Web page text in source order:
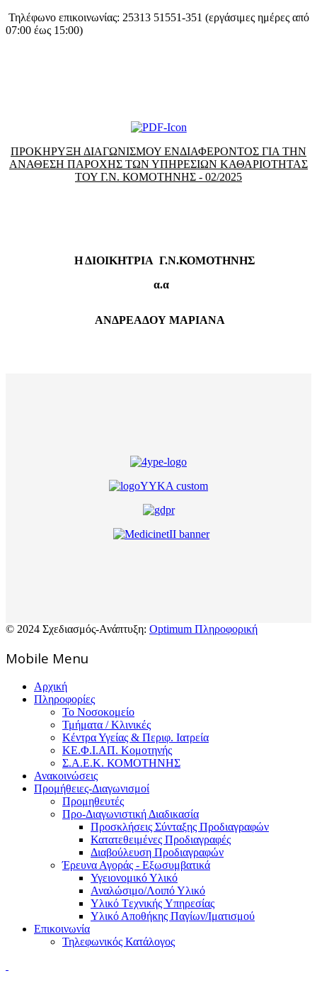
Τηλέφωνο επικοινωνίας: 25313 51551-351 (εργάσιμες ημέρες από
07:00 έως 15:00)
ΠΡΟΚΗΡΥΞΗ ΔΙΑΓΩΝΙΣΜΟΥ ΕΝΔΙΑΦΕΡΟΝΤΟΣ ΓΙΑ ΤΗΝ
ΑΝΑΘΕΣΗ ΠΑΡΟΧΗΣ ΤΩΝ ΥΠΗΡΕΣΙΩΝ ΚΑΘΑΡΙΟΤΗΤΑΣ
ΤΟΥ Γ.Ν. ΚΟΜΟΤΗΝΗΣ - 02/2025
Η ΔΙΟΙΚΗΤΡΙΑ Γ.Ν.ΚΟΜΟΤΗΝΗΣ
α.α
ΑΝΔΡΕΑΔΟΥ ΜΑΡΙΑΝΑ
© 2024 Σχεδιασμός-Ανάπτυξη: Optimum Πληροφορική
Mοbile Menu
Αρχική
Πληροφορίες
Το Νοσοκομείο
Τμήματα / Κλινικές
Κέντρα Υγείας & Περιφ. Ιατρεία
ΚΕ.Φ.Ι.ΑΠ. Κομοτηνής
Σ.Α.Ε.Κ. ΚΟΜΟΤΗΝΗΣ
Ανακοινώσεις
Προμήθειες-Διαγωνισμοί
Προμηθευτές
Προ-Διαγωνιστική Διαδικασία
Προσκλήσεις Σύνταξης Προδιαγραφών
Κατατεθειμένες Προδιαγραφές
Διαβούλευση Προδιαγραφών
Έρευνα Αγοράς - Εξωσυμβατικά
Υγειονομικό Υλικό
Αναλώσιμο/Λοιπό Υλικό
Υλικό Tεχνικής Yπηρεσίας
Υλικό Αποθήκης Παγίων/Ιματισμού
Επικοινωνία
Τηλεφωνικός Κατάλογος